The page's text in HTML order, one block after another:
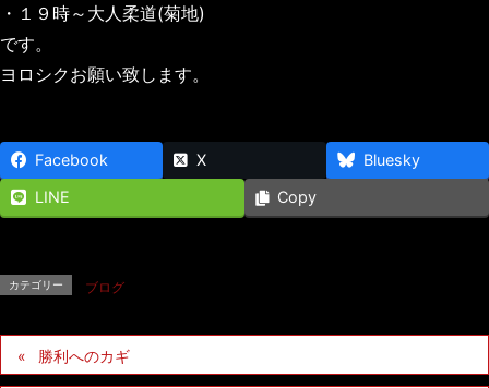
・１９時～大人柔道(菊地)
です。
ヨロシクお願い致します。
Facebook X
Bluesky
LINE
Copy
カテゴリー ブログ
勝利へのカギ